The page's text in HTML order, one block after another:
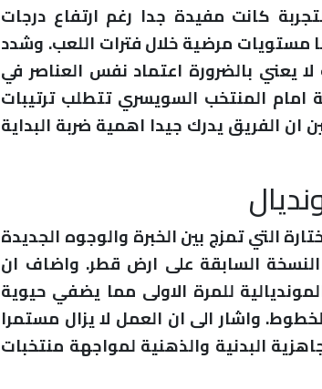
كانت مفيدة جدا رغم ارتفاع درجات
مستويات مرضية خلال فترات اللعب. وشدد
يعني بالضرورة اعتماد نفس العناصر في
امام المنتخب السويسري تتطلب ترتيبات
الفريق يدرك جيدا اهمية ضربة البداية
التي تمزج بين الخبرة والوجوه الجديدة
السابقة على ارض قطر. واضاف ان
للمرة الاولى مما يضفي حيوية
واشار الى ان العمل لا يزال مستمرا
البدنية والذهنية لمواجهة منتخبات